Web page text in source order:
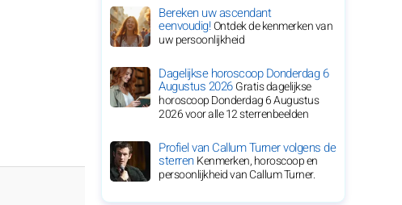
Bereken uw ascendant
eenvoudig!Ontdek de kenmerken van
uw persoonlijkheid
Dagelijkse horoscoop Donderdag 6
Augustus 2026Gratis dagelijkse
horoscoop Donderdag 6 Augustus
2026 voor alle 12 sterrenbeelden
Profiel van Callum Turner volgens de
sterrenKenmerken, horoscoop en
persoonlijkheid van Callum Turner.